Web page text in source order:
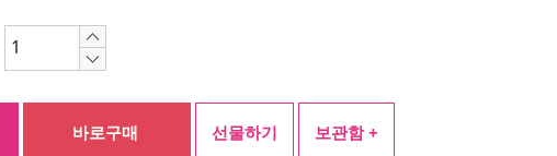
바로구매 선물하기 보관함 +